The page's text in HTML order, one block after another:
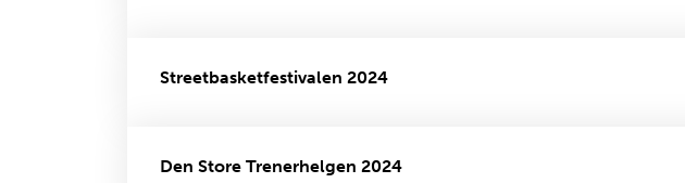
Streetbasketfestivalen 2024
Den Store Trenerhelgen 2024